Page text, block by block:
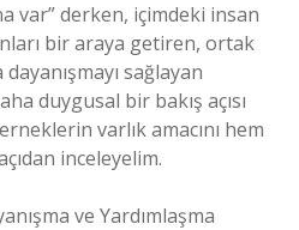
var” derken, içimdeki insan
bir araya getiren, ortak
sağlayan
duygusal bir bakış açısı
varlık amacını hem
inceleyelim.
ve Yardımlaşma